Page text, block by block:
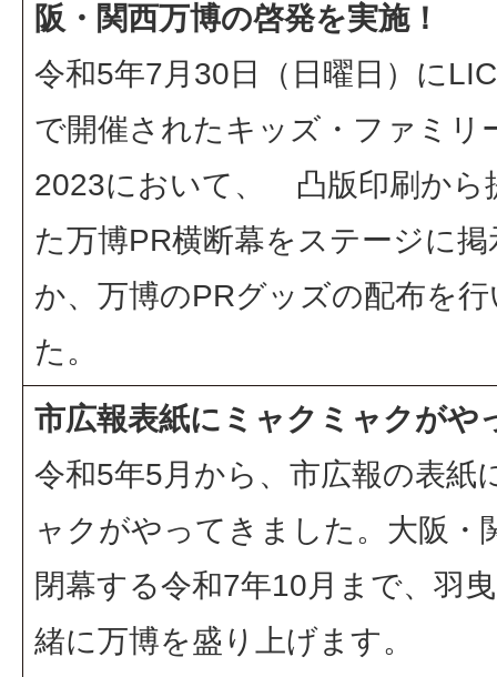
阪・関西万博の啓発を実施！
令和5年7月30日（日曜日）に
で開催されたキッズ・ファミリ
2023において、 凸版印刷から
た万博PR横断幕をステージに
か、万博のPRグッズの配布を
た。
市広報表紙にミャクミャクがや
令和5年5月から、市広報の表紙
ャクがやってきました。大阪・
閉幕する令和7年10月まで、羽
緒に万博を盛り上げます。